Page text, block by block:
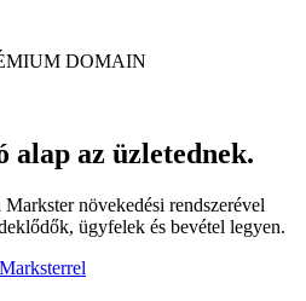
DOMAIN
alap az üzletednek.
növekedési rendszerével
ügyfelek és bevétel legyen.